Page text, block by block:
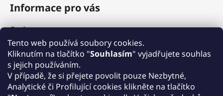
Tento web používá soubory cookies.
Kliknutím na tlačítko "Souhlasím" vyjadřujete souhlas
s jejich používáním.
V případě, že si přejete povolit pouze Nezbytné,
Analytické či Profilující cookies klikněte na tlačítko
Informace pro vás
O nás
Výhody a garance
Množstevní slevy
Způsob nákupu a dopravy
Reklamace
Obchodní podmínky